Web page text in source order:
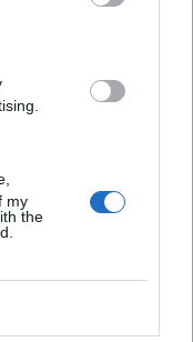
my
the
- Area Due
di Cia Puglia - Area